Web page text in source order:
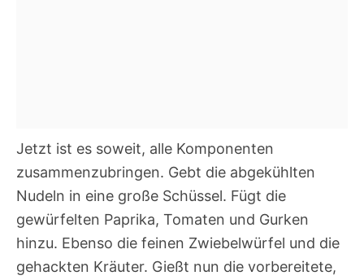
Jetzt ist es soweit, alle Komponenten
zusammenzubringen. Gebt die abgekühlten
Nudeln in eine große Schüssel. Fügt die
gewürfelten Paprika, Tomaten und Gurken
hinzu. Ebenso die feinen Zwiebelwürfel und die
gehackten Kräuter. Gießt nun die vorbereitete,